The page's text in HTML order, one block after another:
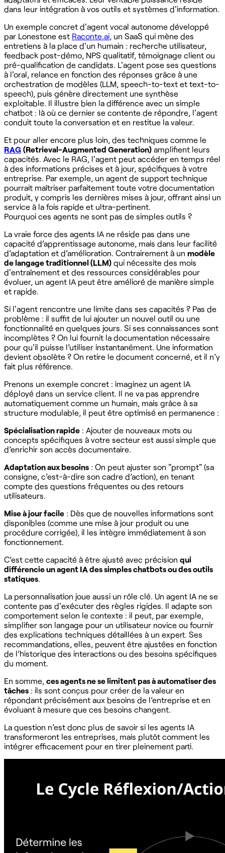
dans leur intégration à vos outils et systèmes d'information.
Un exemple concret d'agent vocal autonome développé
par Lonestone est Raconte.ai, un SaaS qui mène des
entretiens à la place d'un humain : recherche utilisateur,
feedback post-démo, NPS qualitatif, témoignage client ou
pré-qualification de candidats. L'agent pose ses questions
à l'oral, relance en fonction des réponses grâce à une
orchestration de modèles (LLM, speech-to-text et text-to-
speech), puis génère directement une synthèse
exploitable. Il illustre bien la différence avec un simple
chatbot : là où ce dernier se contente de répondre, l'agent
conduit toute la conversation et en restitue la valeur.
Et pour aller encore plus loin, des techniques comme le
RAG (Retrieval-Augmented Generation) amplifient leurs
capacités. Avec le RAG, l'agent peut accéder en temps réel
à des informations précises et à jour, spécifiques à votre
entreprise. Par exemple, un agent de support technique
pourrait maîtriser parfaitement toute votre documentation
produit, y compris les dernières mises à jour, offrant ainsi un
service à la fois rapide et ultra-pertinent.
Pourquoi ces agents ne sont pas de simples outils ?
La vraie force des agents IA ne réside pas dans une
capacité d’apprentissage autonome, mais dans leur facilité
d’adaptation et d’amélioration. Contrairement à un modèle
de langage traditionnel (LLM) qui nécessite des mois
d'entraînement et des ressources considérables pour
évoluer, un agent IA peut être amélioré de manière simple
et rapide.
Si l'agent rencontre une limite dans ses capacités ? Pas de
problème : il suffit de lui ajouter un nouvel outil ou une
fonctionnalité en quelques jours. Si ses connaissances sont
incomplètes ? On lui fournit la documentation nécessaire
pour qu'il puisse l’utiliser instantanément. Une information
devient obsolète ? On retire le document concerné, et il n’y
fait plus référence.
Prenons un exemple concret : imaginez un agent IA
déployé dans un service client. Il ne va pas apprendre
automatiquement comme un humain, mais grâce à sa
structure modulable, il peut être optimisé en permanence :
Spécialisation rapide : Ajouter de nouveaux mots ou
concepts spécifiques à votre secteur est aussi simple que
d’enrichir son accès documentaire.
Adaptation aux besoins : On peut ajuster son "prompt" (sa
consigne, c’est-à-dire son cadre d’action), en tenant
compte des questions fréquentes ou des retours
utilisateurs.
Mise à jour facile : Dès que de nouvelles informations sont
disponibles (comme une mise à jour produit ou une
procédure corrigée), il les intègre immédiatement à son
fonctionnement.
C’est cette capacité à être ajusté avec précision qui
différencie un agent IA des simples chatbots ou des outils
statiques.
La personnalisation joue aussi un rôle clé. Un agent IA ne se
contente pas d'exécuter des règles rigides. Il adapte son
comportement selon le contexte : il peut, par exemple,
simplifier son langage pour un utilisateur novice ou fournir
des explications techniques détaillées à un expert. Ses
recommandations, elles, peuvent être ajustées en fonction
de l’historique des interactions ou des besoins spécifiques
du moment.
En somme, ces agents ne se limitent pas à automatiser des
tâches : ils sont conçus pour créer de la valeur en
répondant précisément aux besoins de l’entreprise et en
évoluant à mesure que ces besoins changent.
La question n’est donc plus de savoir si les agents IA
transformeront les entreprises, mais plutôt comment les
intégrer efficacement pour en tirer pleinement parti.